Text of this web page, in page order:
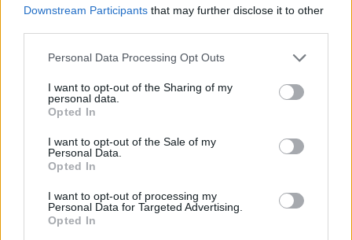
Downstream Participants that may further disclose it to other
Personal Data Processing Opt Outs
I want to opt-out of the Sharing of my
personal data.
Opted In
I want to opt-out of the Sale of my
Personal Data.
Opted In
I want to opt-out of processing my
Personal Data for Targeted Advertising.
Opted In
ΣΤΕΊΛΕ ΤΗΝ ΕΊΔΗΣΗ
Ροή ειδήσεων Δημοφιλή
05:52
ΕΝΦΙΑ: Τα λάθη στις μεταβιβάσεις που φέρνουν